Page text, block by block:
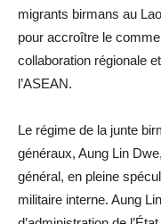
migrants birmans au
pour accroître le
collaboration régionale
l’ASEAN.
Le régime de la junte
généraux, Aung Lin
général, en pleine
militaire interne. Aung